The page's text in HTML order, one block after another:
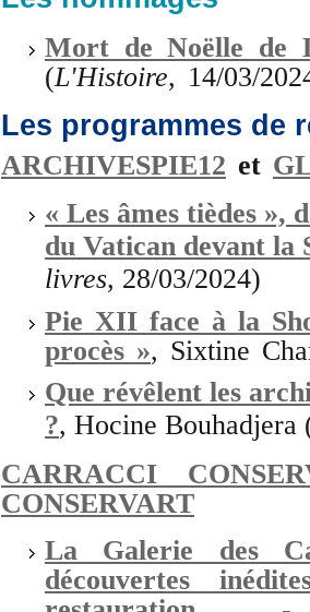
Mort de Noëlle de
(L'Histoire, 14/03/
Les programmes de
ARCHIVESPIE12 et
« Les âmes tièdes »,
du Vatican devant la
livres, 28/03/2024)
Pie XII face à la
procès », Sixtine
Que révêlent les
?, Hocine Bouhadjera
CARRACCI
CONSERVART
La Galerie des
découvertes